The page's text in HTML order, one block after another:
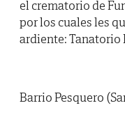
el crematorio de
por los cuales les
ardiente: Tanatorio
Barrio Pesquero